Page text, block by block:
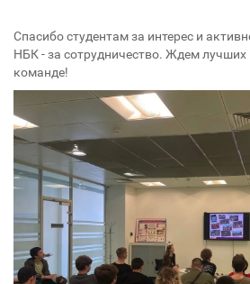
Спасибо студентам за интерес и
НБК - за сотрудничество. Ждем
команде!